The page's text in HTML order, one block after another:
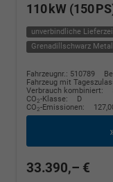
110 kW (150
unverbindliche
Grenadillschwarz
Fahrzeugnr.: 510789
Fahrzeug mit
Verbrauch kombiniert:
CO2-Klasse:
D
CO2-Emissionen:
33.390,– €